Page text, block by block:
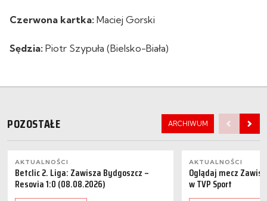
Czerwona kartka: Maciej Gorski
Sędzia: Piotr Szypuła (Bielsko-Biała)
POZOSTAŁE ARCHIWUM
AKTUALNOŚCI
Betclic 2. Liga: Zawisza Bydgoszcz –
Resovia 1:0 (08.08.2026)
AKTUALNOŚCI
Oglądaj mecz
w TVP Sport